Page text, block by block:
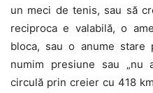
un meci de tenis, sau să
reciproca e valabilă, o
bloca, sau o anume
numim presiune sau „nu
circulă prin creier cu 418